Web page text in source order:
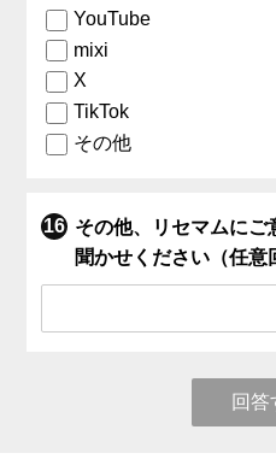
YouTube
mixi
X
TikTok
その他
その他、リセマムにご
聞かせください（任意
回答